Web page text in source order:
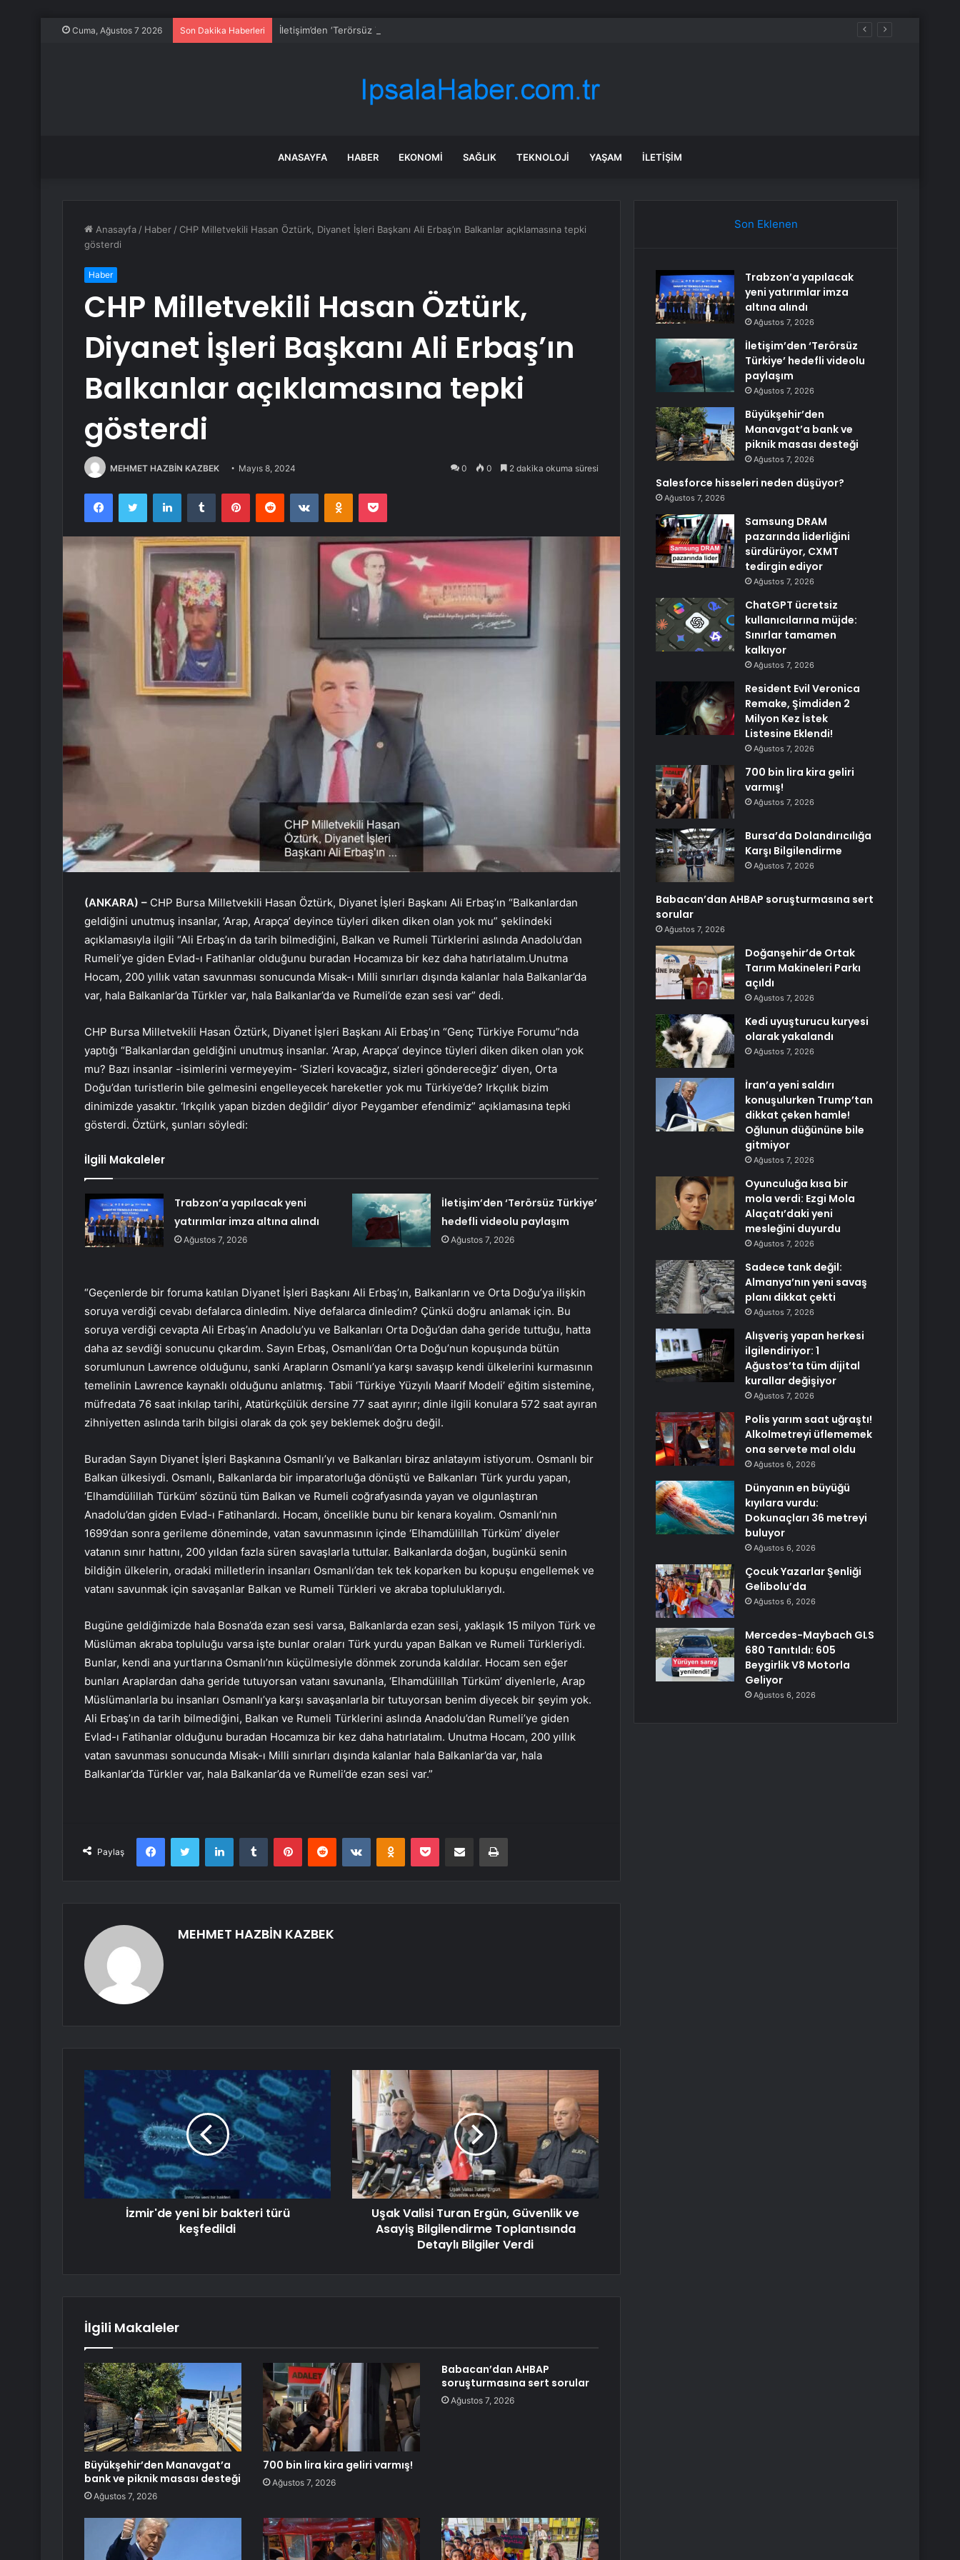
Cuma, Ağustos 7 2026 Son Dakika Haberleri İletişim’den ‘Terörsüz Türkiye’ hedefli videolu paylaşım
ANASAYFA HABER EKONOMI SAĞLIK TEKNOLOJI YAŞAM İLETIŞIM
Anasayfa / Haber / CHP Milletvekili Hasan Öztürk, Diyanet İşleri Başkanı Ali Erbaş’ın Balkanlar açıklamasına tepki
gösterdi
Haber
CHP Milletvekili Hasan Öztürk,
Diyanet İşleri Başkanı Ali Erbaş’ın
Balkanlar açıklamasına tepki
gösterdi
MEHMET HAZBİN KAZBEK Mayıs 8, 2024 0 0 2 dakika okuma süresi
FacebookTwitter LinkedInTumblr PinterestReddit VKontakteOdnoklassniki
Pocket
(ANKARA) – CHP Bursa Milletvekili Hasan Öztürk, Diyanet İşleri Başkanı Ali Erbaş’ın “Balkanlardan
geldiğini unutmuş insanlar, ‘Arap, Arapça’ deyince tüyleri diken diken olan yok mu” şeklindeki
açıklamasıyla ilgili “Ali Erbaş’ın da tarih bilmediğini, Balkan ve Rumeli Türklerini aslında Anadolu’dan
Rumeli’ye giden Evlad-ı Fatihanlar olduğunu buradan Hocamıza bir kez daha hatırlatalım.Unutma
Hocam, 200 yıllık vatan savunması sonucunda Misak-ı Milli sınırları dışında kalanlar hala Balkanlar’da
var, hala Balkanlar’da Türkler var, hala Balkanlar’da ve Rumeli’de ezan sesi var” dedi.
CHP Bursa Milletvekili Hasan Öztürk, Diyanet İşleri Başkanı Ali Erbaş’ın “Genç Türkiye Forumu”nda
yaptığı “Balkanlardan geldiğini unutmuş insanlar. ‘Arap, Arapça’ deyince tüyleri diken diken olan yok
mu? Bazı insanlar -isimlerini vermeyeyim- ‘Sizleri kovacağız, sizleri göndereceğiz’ diyen, Orta
Doğu’dan turistlerin bile gelmesini engelleyecek hareketler yok mu Türkiye’de? Irkçılık bizim
dinimizde yasaktır. ‘Irkçılık yapan bizden değildir’ diyor Peygamber efendimiz” açıklamasına tepki
gösterdi. Öztürk, şunları söyledi:
İlgili Makaleler
Trabzon’a yapılacak yeni
yatırımlar imza altına alındı
Ağustos 7, 2026
İletişim’den ‘Terörsüz Türkiye’
hedefli videolu paylaşım
Ağustos 7, 2026
“Geçenlerde bir foruma katılan Diyanet İşleri Başkanı Ali Erbaş’ın, Balkanların ve Orta Doğu’ya ilişkin
soruya verdiği cevabı defalarca dinledim. Niye defalarca dinledim? Çünkü doğru anlamak için. Bu
soruya verdiği cevapta Ali Erbaş’ın Anadolu’yu ve Balkanları Orta Doğu’dan daha geride tuttuğu, hatta
daha az sevdiği sonucunu çıkardım. Sayın Erbaş, Osmanlı’dan Orta Doğu’nun kopuşunda bütün
sorumlunun Lawrence olduğunu, sanki Arapların Osmanlı’ya karşı savaşıp kendi ülkelerini kurmasının
temelinin Lawrence kaynaklı olduğunu anlatmış. Tabii ‘Türkiye Yüzyılı Maarif Modeli’ eğitim sistemine,
müfredata 76 saat inkılap tarihi, Atatürkçülük dersine 77 saat ayırır; dinle ilgili konulara 572 saat ayıran
zihniyetten aslında tarih bilgisi olarak da çok şey beklemek doğru değil.
Buradan Sayın Diyanet İşleri Başkanına Osmanlı’yı ve Balkanları biraz anlatayım istiyorum. Osmanlı bir
Balkan ülkesiydi. Osmanlı, Balkanlarda bir imparatorluğa dönüştü ve Balkanları Türk yurdu yapan,
‘Elhamdülillah Türküm’ sözünü tüm Balkan ve Rumeli coğrafyasında yayan ve olgunlaştıran
Anadolu’dan giden Evlad-ı Fatihanlardı. Hocam, öncelikle bunu bir kenara koyalım. Osmanlı’nın
1699’dan sonra gerileme döneminde, vatan savunmasının içinde ‘Elhamdülillah Türküm’ diyeler
vatanın sınır hattını, 200 yıldan fazla süren savaşlarla tuttular. Balkanlarda doğan, bugünkü senin
bildiğin ülkelerin, oradaki milletlerin insanları Osmanlı’dan tek tek koparken bu kopuşu engellemek ve
vatanı savunmak için savaşanlar Balkan ve Rumeli Türkleri ve akraba topluluklarıydı.
Bugüne geldiğimizde hala Bosna’da ezan sesi varsa, Balkanlarda ezan sesi, yaklaşık 15 milyon Türk ve
Müslüman akraba topluluğu varsa işte bunlar oraları Türk yurdu yapan Balkan ve Rumeli Türkleriydi.
Bunlar, kendi ana yurtlarına Osmanlı’nın küçülmesiyle dönmek zorunda kaldılar. Hocam sen eğer
bunları Araplardan daha geride tutuyorsan vatanı savunanla, ‘Elhamdülillah Türküm’ diyenlerle, Arap
Müslümanlarla bu insanları Osmanlı’ya karşı savaşanlarla bir tutuyorsan benim diyecek bir şeyim yok.
Ali Erbaş’ın da tarih bilmediğini, Balkan ve Rumeli Türklerini aslında Anadolu’dan Rumeli’ye giden
Evlad-ı Fatihanlar olduğunu buradan Hocamıza bir kez daha hatırlatalım. Unutma Hocam, 200 yıllık
vatan savunması sonucunda Misak-ı Milli sınırları dışında kalanlar hala Balkanlar’da var, hala
Balkanlar’da Türkler var, hala Balkanlar’da ve Rumeli’de ezan sesi var.”
Paylaş
FacebookTwitter LinkedInTumblr PinterestReddit VKontakteOdnoklassniki
Pocket E-Posta ile paylaş Yazdır
MEHMET HAZBİN KAZBEK
İzmir'de yeni bir bakteri türü
keşfedildi
Uşak Valisi Turan Ergün, Güvenlik ve
Asayiş Bilgilendirme Toplantısında
Detaylı Bilgiler Verdi
İlgili Makaleler
Büyükşehir’den Manavgat’a
bank ve piknik masası desteği
Ağustos 7, 2026
700 bin lira kira geliri varmış!
Ağustos 7, 2026
Babacan’dan AHBAP
soruşturmasına sert sorular
Ağustos 7, 2026
Son Eklenen
Trabzon’a yapılacak
yeni yatırımlar imza
altına alındı
Ağustos 7, 2026
İletişim’den ‘Terörsüz
Türkiye’ hedefli videolu
paylaşım
Ağustos 7, 2026
Büyükşehir’den
Manavgat’a bank ve
piknik masası desteği
Ağustos 7, 2026
Salesforce hisseleri neden düşüyor?
Ağustos 7, 2026
Samsung DRAM
pazarında liderliğini
sürdürüyor, CXMT
tedirgin ediyor
Ağustos 7, 2026
ChatGPT ücretsiz
kullanıcılarına müjde:
Sınırlar tamamen
kalkıyor
Ağustos 7, 2026
Resident Evil Veronica
Remake, Şimdiden 2
Milyon Kez İstek
Listesine Eklendi!
Ağustos 7, 2026
700 bin lira kira geliri
varmış!
Ağustos 7, 2026
Bursa’da Dolandırıcılığa
Karşı Bilgilendirme
Ağustos 7, 2026
Babacan’dan AHBAP soruşturmasına sert
sorular
Ağustos 7, 2026
Doğanşehir’de Ortak
Tarım Makineleri Parkı
açıldı
Ağustos 7, 2026
Kedi uyuşturucu kuryesi
olarak yakalandı
Ağustos 7, 2026
İran’a yeni saldırı
konuşulurken Trump’tan
dikkat çeken hamle!
Oğlunun düğününe bile
gitmiyor
Ağustos 7, 2026
Oyunculuğa kısa bir
mola verdi: Ezgi Mola
Alaçatı’daki yeni
mesleğini duyurdu
Ağustos 7, 2026
Sadece tank değil:
Almanya’nın yeni savaş
planı dikkat çekti
Ağustos 7, 2026
Alışveriş yapan herkesi
ilgilendiriyor: 1
Ağustos’ta tüm dijital
kurallar değişiyor
Ağustos 7, 2026
Polis yarım saat uğraştı!
Alkolmetreyi üflememek
ona servete mal oldu
Ağustos 6, 2026
Dünyanın en büyüğü
kıyılara vurdu:
Dokunaçları 36 metreyi
buluyor
Ağustos 6, 2026
Çocuk Yazarlar Şenliği
Gelibolu’da
Ağustos 6, 2026
Mercedes-Maybach GLS
680 Tanıtıldı: 605
Beygirlik V8 Motorla
Geliyor
Ağustos 6, 2026